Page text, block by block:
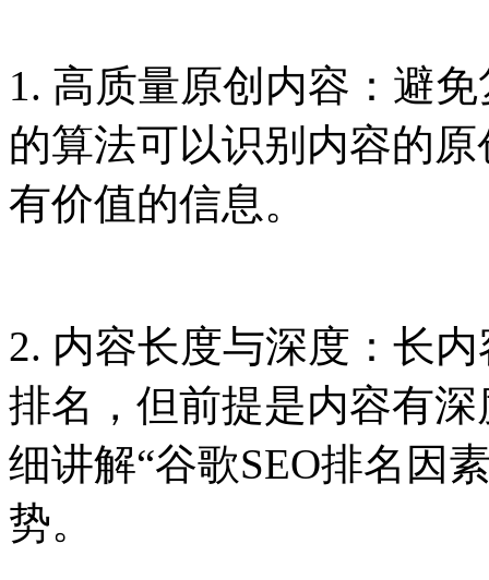
1. 高质量原创内容：避
的算法可以识别内容的
有价值的信息。
2. 内容长度与深度：长
排名，但前提是内容有
细讲解“谷歌SEO排名因
势。